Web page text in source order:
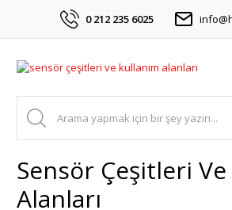
0 212 235 6025
Sensör Çeşitleri Ve
Alanları